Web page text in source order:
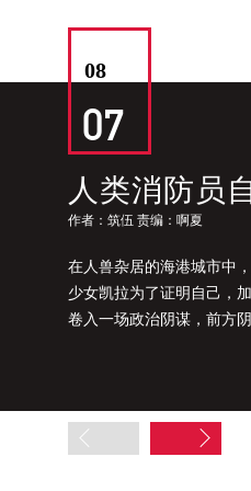
08
07
人类消防员
作者：筑伍 责编：啊夏
在人兽杂居的海港城市中
少女凯拉为了证明自己，
卷入一场政治阴谋，前方
祝我平安喜
温柔的夹竹
大明困兽
她他
此处禁止倒
京天吃什么